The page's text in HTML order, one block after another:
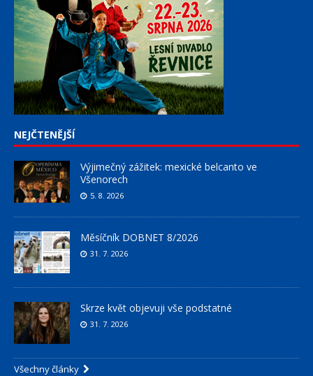
NEJČTENĚJŠÍ
Výjimečný zážitek: mexické belcanto ve
Všenorech
5. 8. 2026
Měsíčník DOBNET 8/2026
31. 7. 2026
Skrze květ objevuji vše podstatné
31. 7. 2026
Všechny články